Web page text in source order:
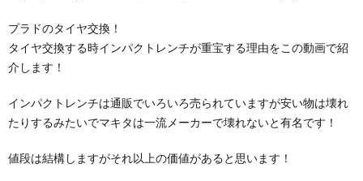
プラドのタイヤ交換！
タイヤ交換する時インパクトレンチが重宝する理由をこの動画で紹
介します！
インパクトレンチは通販でいろいろ売られていますが安い物は壊れ
たりするみたいでマキタは一流メーカーで壊れないと有名です！
値段は結構しますがそれ以上の価値があると思います！